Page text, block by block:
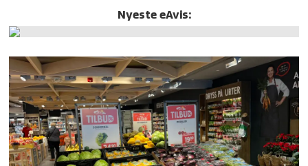
Nyeste eAvis: